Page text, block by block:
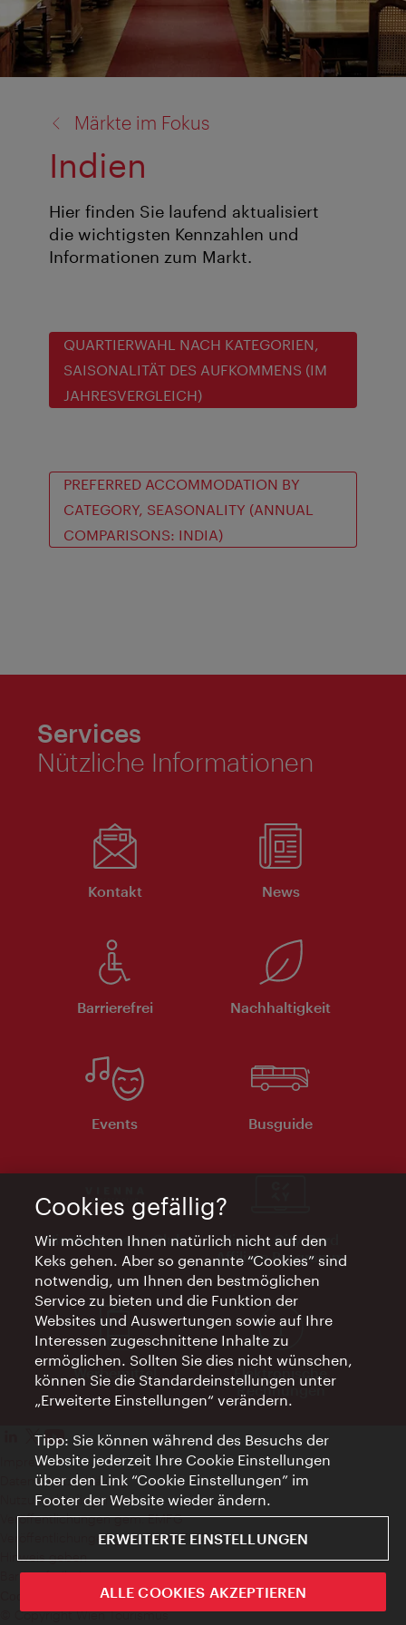
Märkte im Fokus
Indien
Hier finden Sie laufend aktualisiert
die wichtigsten Kennzahlen und
Informationen zum Markt.
QUARTIERWAHL NACH KATEGORIEN,
SAISONALITÄT DES AUFKOMMENS (IM
JAHRESVERGLEICH)
PREFERRED ACCOMMODATION BY
CATEGORY, SEASONALITY (ANNUAL
COMPARISONS: INDIA)
Services
Nützliche Informationen
Kontakt News
Barrierefrei Nachhaltigkeit
Events Busguide
Vienna Experts Club
Vienna City Card
Affiliate Programm
Werbemittel
Elektronische
Rechnungen
Impressum
Datenschutzerklärung
Nutzungsbedingungen
Veröffentlichungen gem. EMFG
Veröffentlichungen gem. MedKF‑TG
Hinweis geben
Barrierefreiheit
Cookie Einstellungen
© Copyright Wien Tourismus
Cookies gefällig?
Wir möchten Ihnen natürlich nicht auf den
Keks gehen. Aber so genannte “Cookies” sind
notwendig, um Ihnen den bestmöglichen
Service zu bieten und die Funktion der
Websites und Auswertungen sowie auf Ihre
Interessen zugeschnittene Inhalte zu
ermöglichen. Sollten Sie dies nicht wünschen,
können Sie die Standardeinstellungen unter
„Erweiterte Einstellungen“ verändern.
Tipp: Sie können während des Besuchs der
Website jederzeit Ihre Cookie Einstellungen
über den Link “Cookie Einstellungen” im
Footer der Website wieder ändern.
ERWEITERTE EINSTELLUNGEN
ALLE COOKIES AKZEPTIEREN